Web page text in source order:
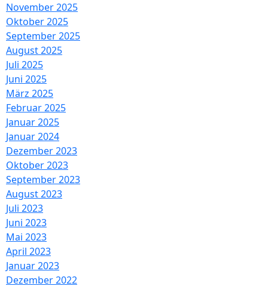
November 2025
Oktober 2025
September 2025
August 2025
Juli 2025
Juni 2025
März 2025
Februar 2025
Januar 2025
Januar 2024
Dezember 2023
Oktober 2023
September 2023
August 2023
Juli 2023
Juni 2023
Mai 2023
April 2023
Januar 2023
Dezember 2022